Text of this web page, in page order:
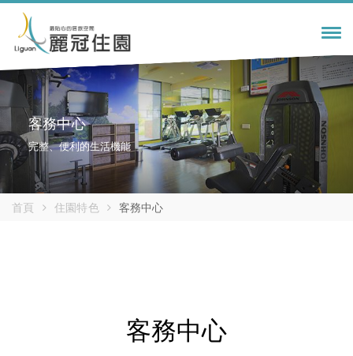
客務中心
完整、便利的生活機能
首頁 住園特色 客務中心
客務中心